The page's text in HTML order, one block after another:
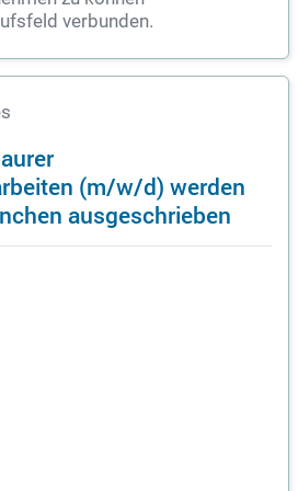
verbunden.
(m/w/d) werden
ausgeschrieben